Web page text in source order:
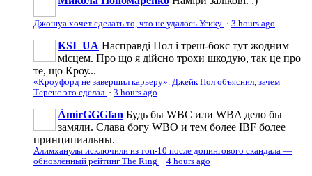
Джошуа хочет сделать то, что не удалось Усику · 3 hours ago
KSI_UA Насправді Пол і треш-бокс тут жодним
місцем. Про що я дійсно трохи шкодую, так це про
те, що Кроу...
«Кроуфорд не завершил карьеру». Джейк Пол объяснил, зачем
Теренс это сделал · 3 hours ago
ÀmirGGGfan Будь бы WBC или WBA дело бы
замяли. Слава богу WBO и тем более IBF более
принципиальны.
Алимханулы исключили из топ-10 после допингового скандала —
обновлённый рейтинг The Ring · 4 hours ago